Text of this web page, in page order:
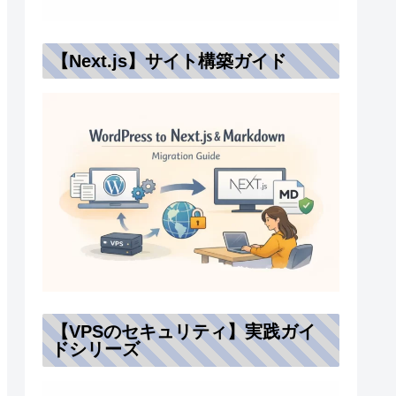
【Next.js】サイト構築ガイド
【VPSのセキュリティ】実践ガイ
ドシリーズ